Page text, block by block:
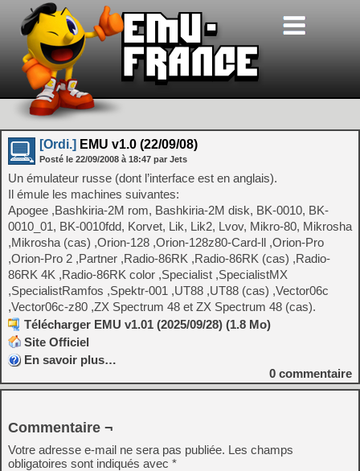
[Ordi.] EMU v1.0 (22/09/08)
Posté le 22/09/2008 à 18:47 par Jets
Un émulateur russe (dont l’interface est en anglais).
Il émule les machines suivantes:
Apogee ,Bashkiria-2M rom, Bashkiria-2M disk, BK-0010, BK-
0010_01, BK-0010fdd, Korvet, Lik, Lik2, Lvov, Mikro-80, Mikrosha
,Mikrosha (cas) ,Orion-128 ,Orion-128z80-Card-ll ,Orion-Pro
,Orion-Pro 2 ,Partner ,Radio-86RK ,Radio-86RK (cas) ,Radio-
86RK 4K ,Radio-86RK color ,Specialist ,SpecialistMX
,SpecialistRamfos ,Spektr-001 ,UT88 ,UT88 (cas) ,Vector06c
,Vector06c-z80 ,ZX Spectrum 48 et ZX Spectrum 48 (cas).
Télécharger EMU v1.01 (2025/09/28) (1.8 Mo)
Site Officiel
En savoir plus…
0 commentaire
Commentaire ¬
Votre adresse e-mail ne sera pas publiée. Les champs
obligatoires sont indiqués avec *